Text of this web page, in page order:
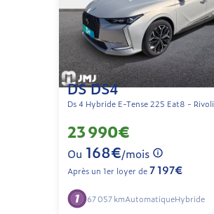
DS DS4
Ds 4 Hybride E-Tense 225 Eat8 - Rivoli
23 990€
Ou 168€/mois
Après un 1er loyer de7 197€
67 057 kmAutomatiqueHybride